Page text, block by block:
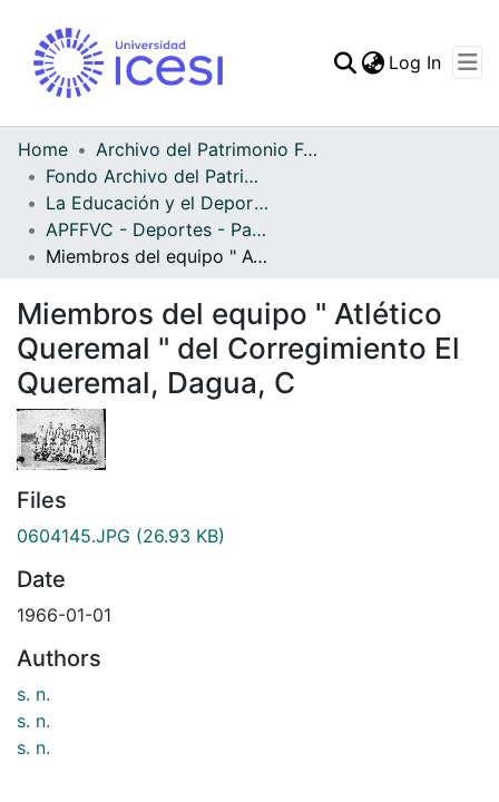
Log In
Home
Archivo del Patrimonio Fotográfico y Fílmico del Valle del Cauca
Fondo Archivo del Patrimonio Fotográfico y Fílmico del Valle del Cauca
La Educación y el Deporte
APFFVC - Deportes - Patrimonial
Miembros del equipo " Atlético Queremal " del Corregimiento El Queremal, Dagua, C
Miembros del equipo " Atlético
Queremal " del Corregimiento El
Queremal, Dagua, C
Files
0604145.JPG (26.93 KB)
Date
1966-01-01
Authors
s. n.
s. n.
s. n.